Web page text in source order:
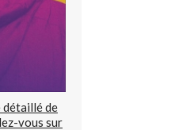
détaillé de
vous sur